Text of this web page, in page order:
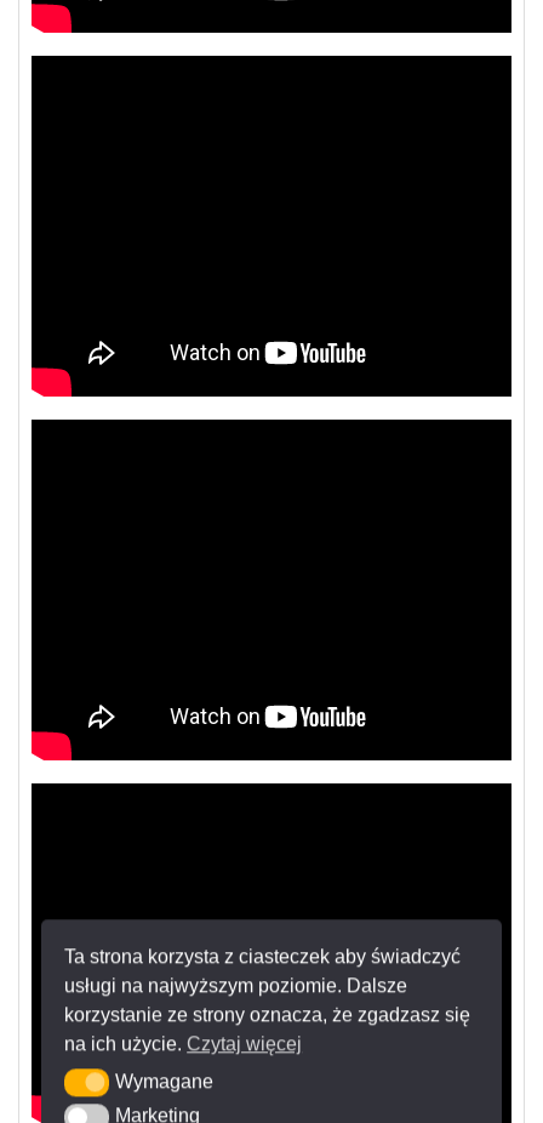
Ta strona korzysta z ciasteczek aby świadczyć
usługi na najwyższym poziomie. Dalsze
korzystanie ze strony oznacza, że zgadzasz się
na ich użycie. Czytaj więcej
WymaganeWymagane
MarketingMarketing